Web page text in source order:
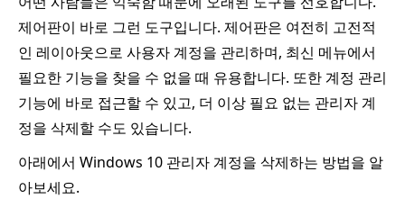
제어판이 바로 그런 도구입니다. 제어판은 여전히 고전적
인 레이아웃으로 사용자 계정을 관리하며, 최신 메뉴에서
필요한 기능을 찾을 수 없을 때 유용합니다. 또한 계정 관리
기능에 바로 접근할 수 있고, 더 이상 필요 없는 관리자 계
정을 삭제할 수도 있습니다.
아래에서 Windows 10 관리자 계정을 삭제하는 방법을 알
아보세요.